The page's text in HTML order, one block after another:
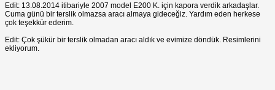
Edit: 13.08.2014 itibariyle 2007 model E200 K. için kapora verdik arkadaşlar.
Cuma günü bir terslik olmazsa aracı almaya gideceğiz. Yardım eden herkese
çok teşekkür ederim.
Edit: Çok şükür bir terslik olmadan aracı aldık ve evimize döndük. Resimlerini
ekliyorum.